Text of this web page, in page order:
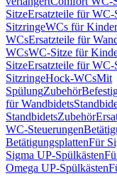
SitzeErsatzteile für WC-
SitzringeWCs für Kinder
WCsErsatzteile für
WCsWC-Sitze für
SitzeErsatzteile für WC-
SitzringeHock-WCsMit
SpülungZubehör
für Wandbidets
StandbidetsZubehör
WC-Steuerungen
BetätigungsplattenFür
Sigma UP-Spülkästen
Omega UP-Spülkästen